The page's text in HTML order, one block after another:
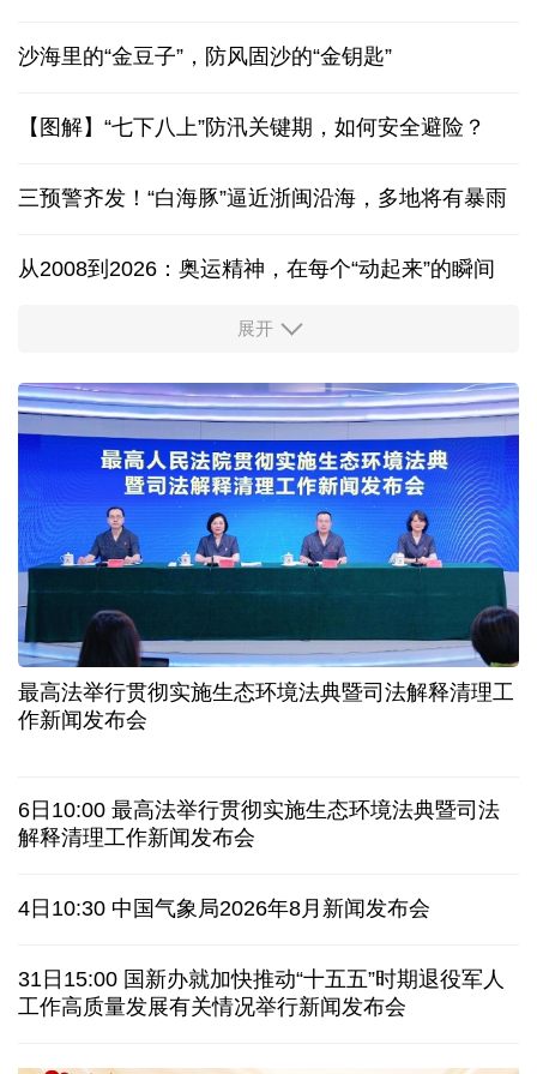
沙海里的“金豆子”，防风固沙的“金钥匙”
【图解】“七下八上”防汛关键期，如何安全避险？
三预警齐发！“白海豚”逼近浙闽沿海，多地将有暴雨
从2008到2026：奥运精神，在每个“动起来”的瞬间
活力中国调研行丨安徽的定力与活力
夏日经济乘“热”而上 消费市场向“新”而行
长江十年行 | 重庆“以竹代塑”铺就绿色发展新路
暑期档电影票房持续走高 “电影+”业态激发消费活力
年中经济观察丨以河溪流域为脉 打造乡村振兴示范
片区
美媒:多场景低成本应用 中国让AI变得更具实用价值
白宫宴会厅改造再遇阻 特朗普斥裁决“不公”
展开
最高法举行贯彻实施生态环境法典暨司法解释清理工
作新闻发布会
6日10:00 最高法举行贯彻实施生态环境法典暨司法
解释清理工作新闻发布会
4日10:30 中国气象局2026年8月新闻发布会
31日15:00 国新办就加快推动“十五五”时期退役军人
工作高质量发展有关情况举行新闻发布会